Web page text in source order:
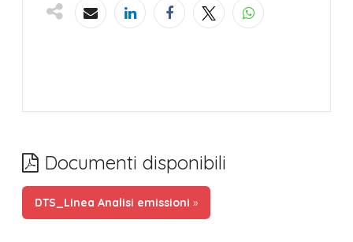
Documenti disponibili
DTS_Linea Analisi emissioni »